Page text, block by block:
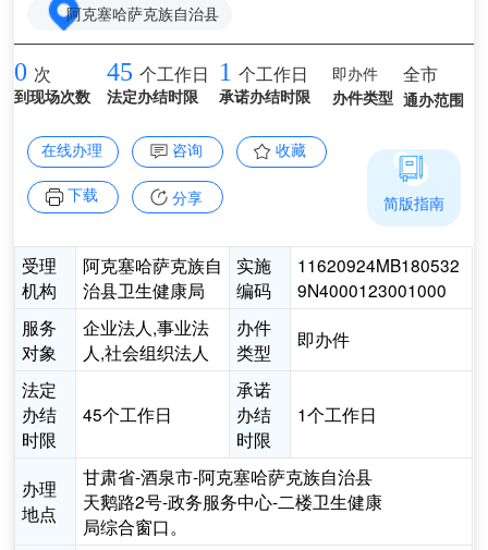
阿克塞哈萨克族自治县
0 次
到现场次数
45 个工作日
法定办结时限
1 个工作日
承诺办结时限
即办件
办件类型
全市
通办范围
在线办理 咨询 收藏
下载 分享
受理
机构
阿克塞哈萨克族自
治县卫生健康局
实施
编码
11620924MB180532
9N4000123001000
服务
对象
企业法人,事业法
人,社会组织法人
办件
类型
即办件
法定
办结
时限
45个工作日
承诺
办结
时限
1个工作日
办理
地点
甘肃省-酒泉市-阿克塞哈萨克族自治县
天鹅路2号-政务服务中心-二楼卫生健康
局综合窗口。
简版指南